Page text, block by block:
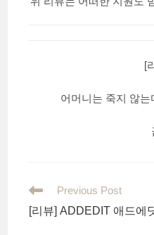
[
어머니는 죽지 않는
Read
articles
Previous Post
[리뷰] ADDEDIT 애드에